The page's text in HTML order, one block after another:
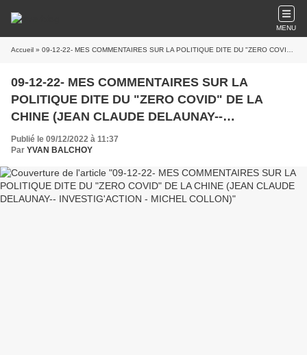
MENU
Accueil » 09-12-22- MES COMMENTAIRES SUR LA POLITIQUE DITE DU "ZERO COVID" DE LA CHINE (JEAN CLAUDE DELAUNAY-- INVESTIG'ACTION - MICHEL COLLON)
09-12-22- MES COMMENTAIRES SUR LA
POLITIQUE DITE DU "ZERO COVID" DE LA
CHINE (JEAN CLAUDE DELAUNAY--
INVESTIG'ACTION - MICHEL COLLON)
Publié le 09/12/2022 à 11:37
Par YVAN BALCHOY